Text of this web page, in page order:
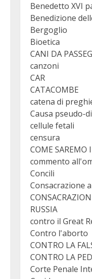
Benedetto XVI
Benedizione
Bergoglio
Bioetica
CANI DA
canzoni
CAR
CATACOMBE
catena di
Causa pseudo-
cellule fetali
censura
COME SAREMO
commento
Concili
Consacrazione
RUSSIA
contro il Great
Contro l'aborto
CONTRO LA
CONTRO LA
Corte Penale